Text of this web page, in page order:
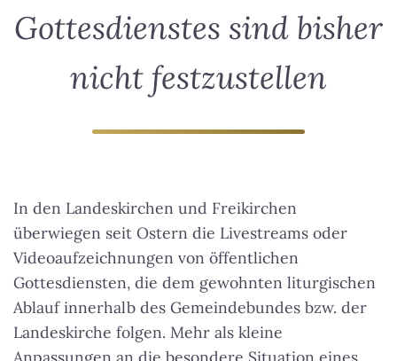
Gottesdienstes sind bisher
nicht festzustellen
In den Landeskirchen und Freikirchen
überwiegen seit Ostern die Livestreams oder
Videoaufzeichnungen von öffentlichen
Gottesdiensten, die dem gewohnten liturgischen
Ablauf innerhalb des Gemeindebundes bzw. der
Landeskirche folgen. Mehr als kleine